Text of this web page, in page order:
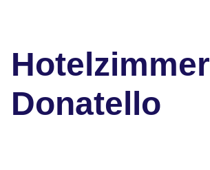
Hotelzimmer
Donatello